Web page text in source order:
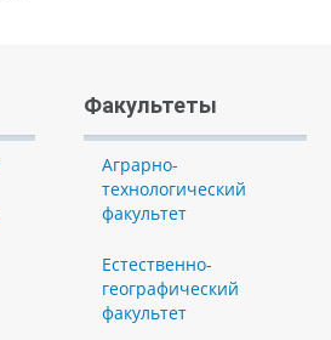
Факультеты
Аграрно-
технологический
факультет
Естественно-
географический
факультет